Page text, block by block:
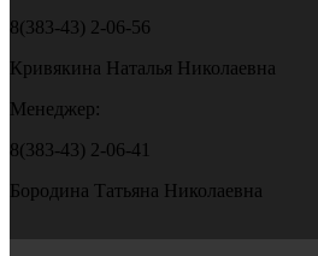
8(383-43) 2-06-56
Кривякина Наталья Николаевна
Менеджер:
8(383-43) 2-06-41
Бородина Татьяна Николаевна